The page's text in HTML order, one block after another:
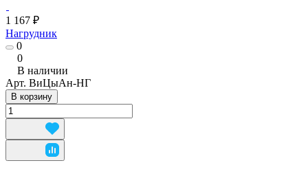
1 167 ₽
Нагрудник
0
0
В наличии
Арт. ВиЦыАн-НГ
В корзину